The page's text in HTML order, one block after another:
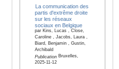
La communication des
partis d'extrême droite
sur les réseaux
sociaux en Belgique
par Kins, Lucas , Close,
Caroline , Jacobs, Laura ,
Biard, Benjamin , Gustin,
Archibald
PublicationBruxelles,
2025-11-12